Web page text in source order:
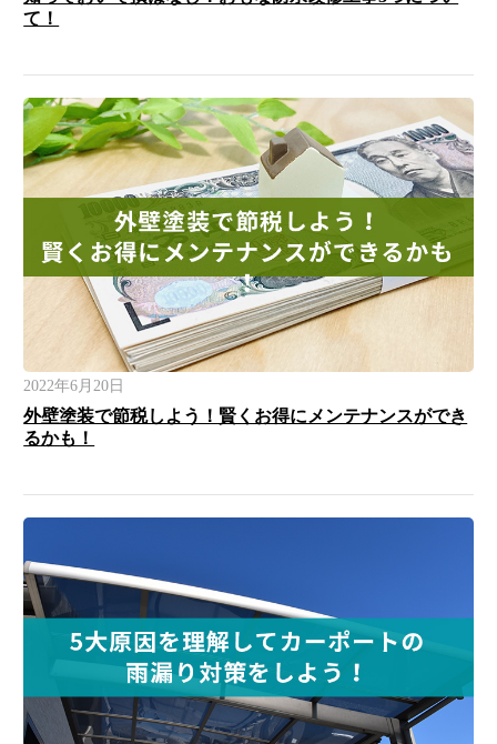
て！
2022年6月20日
外壁塗装で節税しよう！賢くお得にメンテナンスができ
るかも！